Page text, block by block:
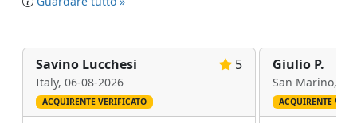
Savino Lucchesi 5
Italy, 06-08-2026
ACQUIRENTE VERIFICATO
Giulio P.
San Marino,
ACQUIRENTE